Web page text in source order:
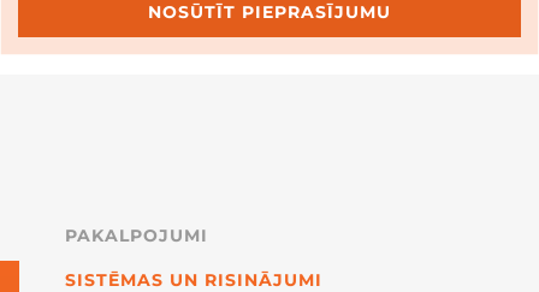
NOSŪTĪT PIEPRASĪJUMU
PAKALPOJUMI
SISTĒMAS UN RISINĀJUMI